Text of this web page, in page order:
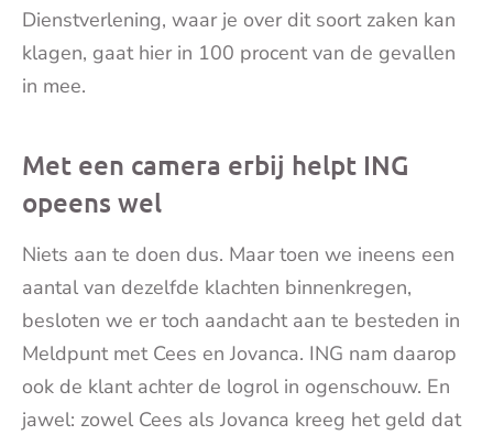
Dienstverlening, waar je over dit soort zaken kan
klagen, gaat hier in 100 procent van de gevallen
in mee.
Met een camera erbij helpt ING
opeens wel
Niets aan te doen dus. Maar toen we ineens een
aantal van dezelfde klachten binnenkregen,
besloten we er toch aandacht aan te besteden in
Meldpunt met Cees en Jovanca. ING nam daarop
ook de klant achter de logrol in ogenschouw. En
jawel: zowel Cees als Jovanca kreeg het geld dat